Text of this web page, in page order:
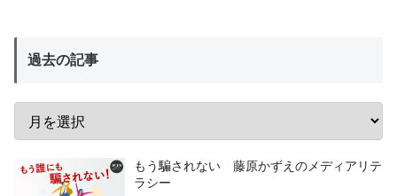
過去の記事
もう騙されない 藤原かずえのメディアリテ
ラシー